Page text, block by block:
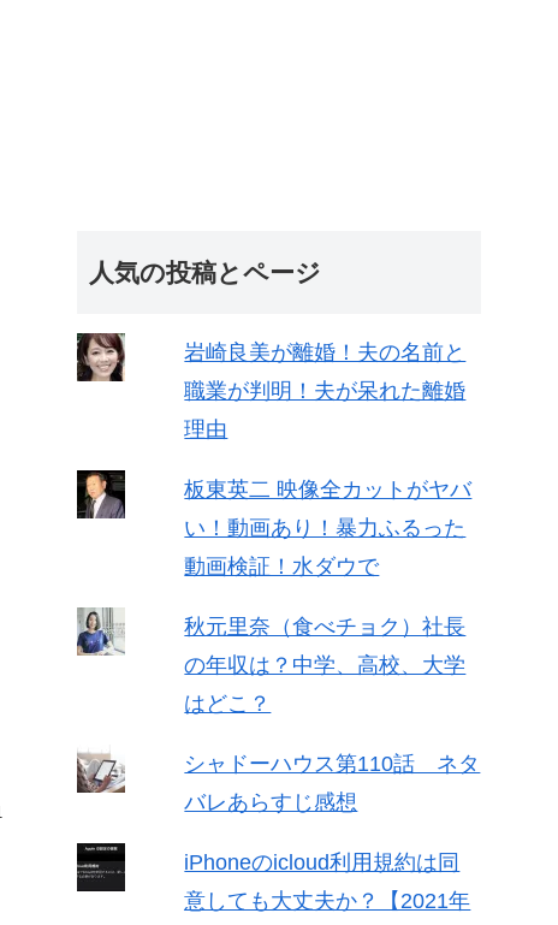
人気の投稿とページ
岩崎良美が離婚！夫の名前と
職業が判明！夫が呆れた離婚
理由
板東英二 映像全カットがヤバ
い！動画あり！暴力ふるった
動画検証！水ダウで
秋元里奈（食べチョク）社長
の年収は？中学、高校、大学
はどこ？
シャドーハウス第110話 ネタ
バレあらすじ感想
iPhoneのicloud利用規約は同
意しても大丈夫か？【2021年